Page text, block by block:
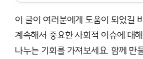
이 글이 여러분에게 도움이 되었길
계속해서 중요한 사회적 이슈에 대
나누는 기회를 가져보세요. 함께 만